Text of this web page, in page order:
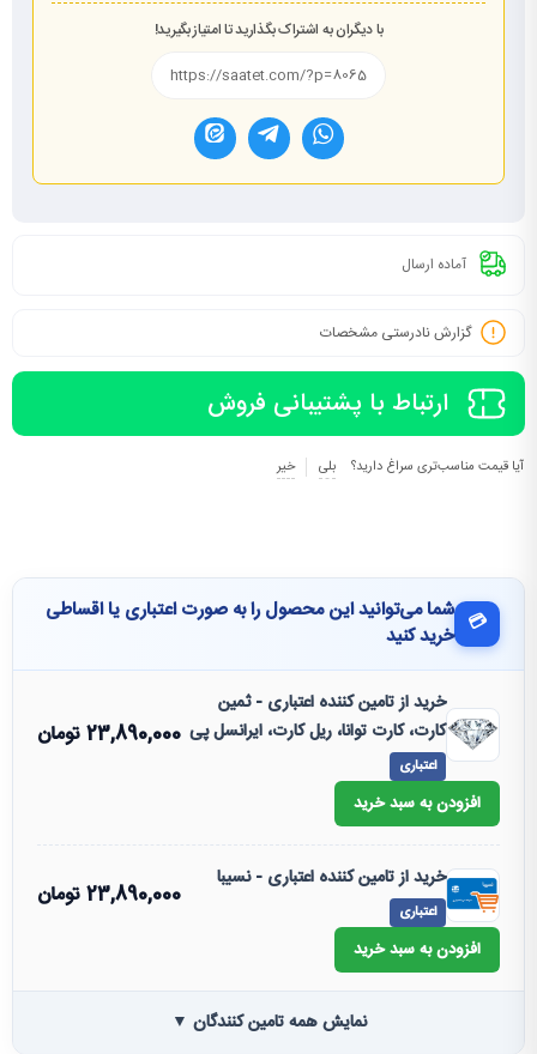
با دیگران به اشتراک بگذارید تا امتیاز بگیرید!
آماده ارسال
گزارش نادرستی مشخصات
ارتباط با پشتیبانی فروش
آیا قیمت مناسب‌تری سراغ دارید؟ بلی خیر
💳 شما می‌توانید این محصول را به صورت اعتباری یا اقساطی
خرید کنید
خرید از تامین کننده اعتباری - ثمین
کارت، کارت توانا، ریل کارت، ایرانسل پی
اعتباری
23,890,000تومان
افزودن به سبد خرید
خرید از تامین کننده اعتباری - نسیبا
اعتباری
23,890,000تومان
افزودن به سبد خرید
نمایش همه تامین کنندگان ▼